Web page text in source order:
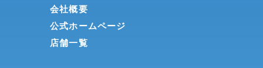
会社概要
公式ホームページ
店舗一覧